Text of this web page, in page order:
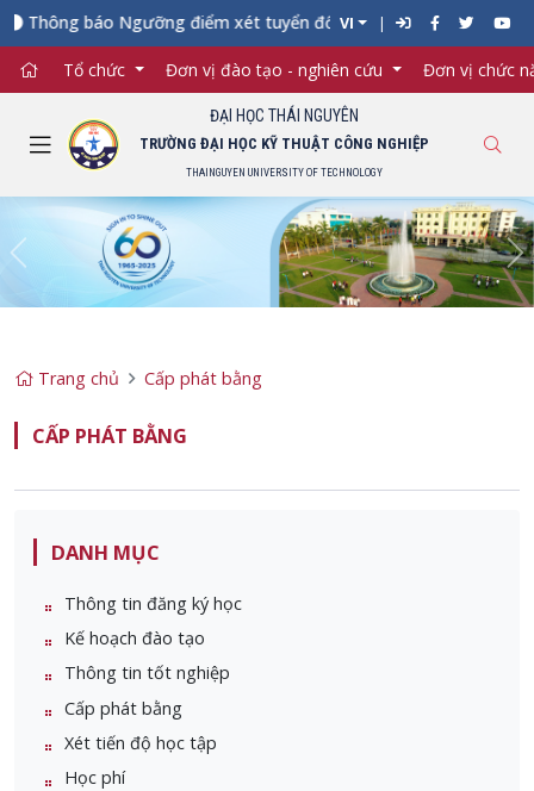
Thông báo Ngưỡng điểm xét tuyển đối với từng ngành đào tạo
VI
Tổ chức Đơn vị đào tạo - nghiên cứu Đơn vị chức
ĐẠI HỌC THÁI NGUYÊN
TRƯỜNG ĐẠI HỌC KỸ THUẬT CÔNG NGHIỆP
THAINGUYEN UNIVERSITY OF TECHNOLOGY
Previous
Trang chủ Cấp phát bằng
CẤP PHÁT BẰNG
DANH MỤC
Thông tin đăng ký học
Kế hoạch đào tạo
Thông tin tốt nghiệp
Cấp phát bằng
Xét tiến độ học tập
Học phí